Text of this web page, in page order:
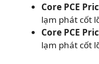
Core PCE
lạm phát cốt
Core PCE
lạm phát cốt